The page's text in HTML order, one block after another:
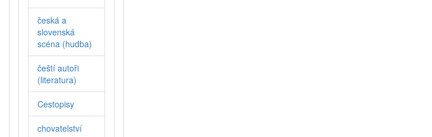
česká a
slovenská
scéna (hudba)
čeští autoři
(literatura)
Cestopisy
chovatelství